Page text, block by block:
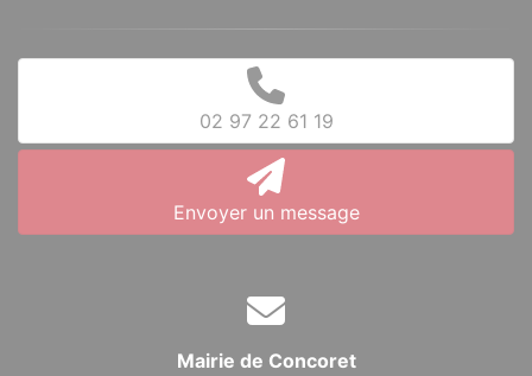
02 97 22 61 19
Envoyer un message
Mairie de Concoret